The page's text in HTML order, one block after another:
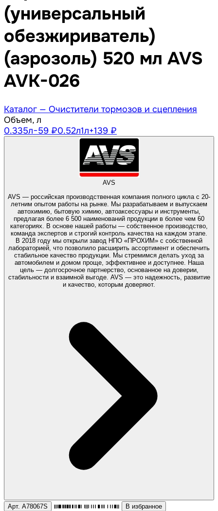
(универсальный
обезжириватель)
(аэрозоль) 520 мл AVS
AVK-026
Каталог — Очистители тормозов и сцепления
Объем, л
0.335л−59 ₽0.52л1л+139 ₽
AVS
AVS — российская производственная компания полного цикла с 20-
летним опытом работы на рынке. Мы разрабатываем и выпускаем
автохимию, бытовую химию, автоаксессуары и инструменты,
предлагая более 6 500 наименований продукции в более чем 60
категориях. В основе нашей работы — собственное производство,
команда экспертов и строгий контроль качества на каждом этапе.
В 2018 году мы открыли завод НПО «ПРОХИМ» с собственной
лабораторией, что позволило расширить ассортимент и обеспечить
стабильное качество продукции. Мы стремимся делать уход за
автомобилем и домом проще, эффективнее и доступнее. Наша
цель — долгосрочное партнерство, основанное на доверии,
стабильности и взаимной выгоде. AVS — это надежность, развитие
и качество, которым доверяют.
Арт. A78067S В избранное